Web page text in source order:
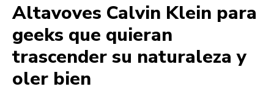
Altavoves Calvin Klein para
geeks que quieran
trascender su naturaleza y
oler bien